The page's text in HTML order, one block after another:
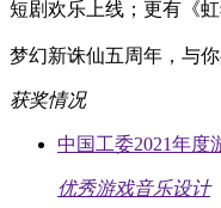
短剧欢乐上线；更有《
梦幻新诛仙五周年，与
获奖情况
中国工委2021年度
优秀游戏音乐设计